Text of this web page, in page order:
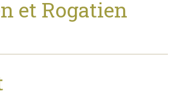
et Rogatien